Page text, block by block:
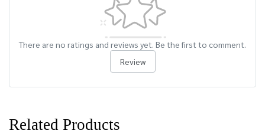
There are no ratings and reviews yet. Be the first to comment.
Review
Related Products